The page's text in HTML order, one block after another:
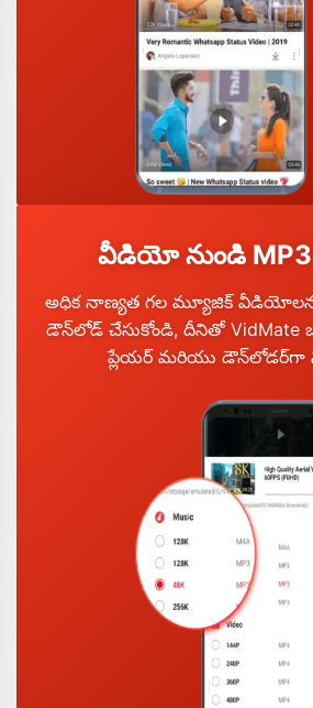
వీడియో నుండి MP3
అధిక నాణ్యత గల మ్యూజిక్
డౌన్‌లోడ్ చేసుకోండి, దీనితో VidMate
ప్లేయర్ మరియు డౌన్‌లోడర్‌గా